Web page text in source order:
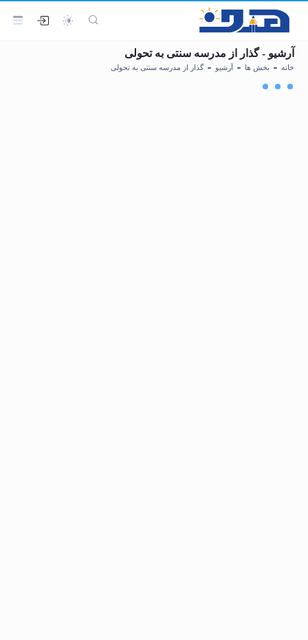
آرشیو - گذار از مدرسه سنتی به تحولی
خانه بخش ها آرشیو گذار از مدرسه سنتی به تحولی